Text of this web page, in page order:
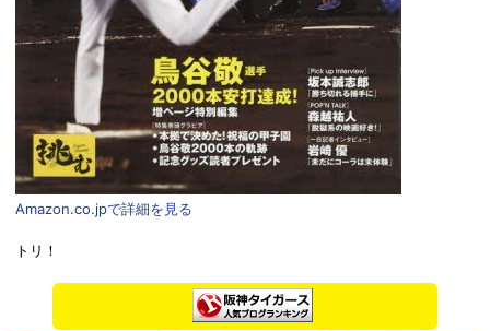
Amazon.co.jpで詳細を見る
トリ！